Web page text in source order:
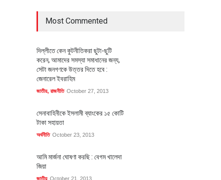
Most Commented
দিল্লীতে কেন কুটনীতিকরা ছুটা-ছুটি
করেন, আমাদের সমস্যা সমাধানের জন্য,
সেটা জনগণকে উত্তর দিতে হবে :
জেনারেল ইবরাহিম
জাতীয়, রাজনীতি October 27, 2013
সেনাবাহিনীকে ইসলামী ব্যাংকের ১৫ কোটি
টাকা সহায়তা
অর্থনীতি October 23, 2013
আমি মার্জনা ঘোষণা করছি : বেগম খালেদা
জিয়া
জাতীয় October 21, 2013